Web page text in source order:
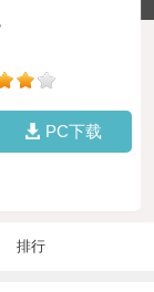
PC下载
排行